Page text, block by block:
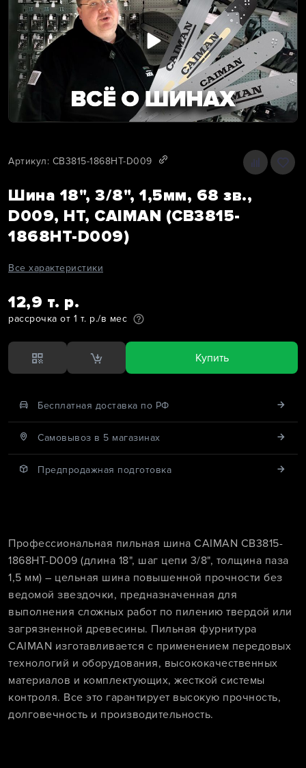
Артикул: CB3815-1868HT-D009
Шина 18", 3/8", 1,5мм, 68 зв.,
D009, HT, CAIMAN (CB3815-
1868HT-D009)
Все характеристики
12,9 т. р.
рассрочка от 1 т. р./в мес
Купить
Бесплатная доставка по РФ
Cамовывоз в 5 магазинах
Предпродажная подготовка
Профессиональная пильная шина CAIMAN CB3815-
1868HT-D009 (длина 18", шаг цепи 3/8", толщина паза
1,5 мм) – цельная шина повышенной прочности без
ведомой звездочки, предназначенная для
выполнения сложных работ по пилению твердой или
загрязненной древесины. Пильная фурнитура
CAIMAN изготавливается с применением передовых
технологий и оборудования, высококачественных
материалов и комплектующих, жесткой системы
контроля. Все это гарантирует высокую прочность,
долговечность и производительность.